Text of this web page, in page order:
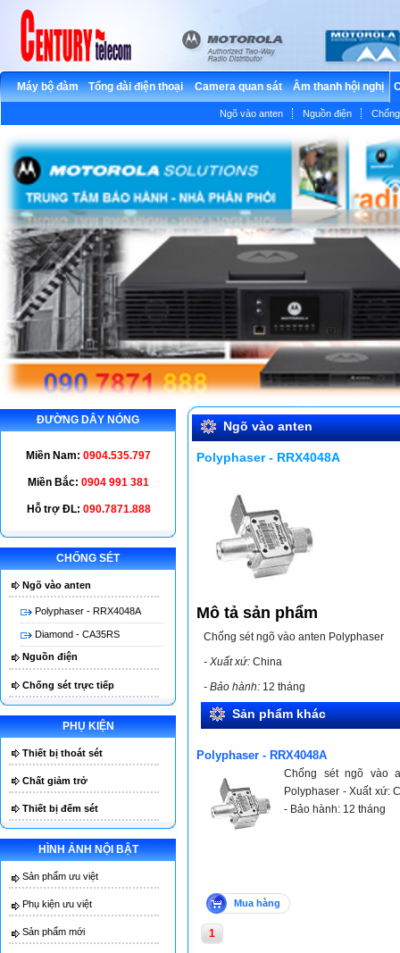
Máy bộ đàm Tổng đài điện thoại Camera quan sát Âm thanh hội nghị
Ngõ vào anten Nguồn điện
ĐƯỜNG DÂY NÓNG
Miền Nam: 0904.535.797
Miền Bắc: 0904 991 381
Hỗ trợ ĐL: 090.7871.888
CHỐNG SÉT
Ngõ vào anten
Polyphaser - RRX4048A
Diamond - CA35RS
Nguồn điện
Chống sét trực tiếp
PHỤ KIỆN
Thiết bị thoát sét
Chất giảm trở
Thiết bị đếm sét
HÌNH ẢNH NỘI BẬT
Sản phẩm ưu việt
Phụ kiện ưu việt
Sản phẩm mới
Ngõ vào anten
Polyphaser - RRX4048A
Mô tả sản phẩm
Chống sét ngõ vào anten Polyphaser
- Xuất xứ: China
- Bảo hành: 12 tháng
Sản phẩm khác
Polyphaser - RRX4048A
Chống sét ngõ vào
Polyphaser - Xuất xứ:
- Bảo hành: 12 tháng
Mua hàng
1